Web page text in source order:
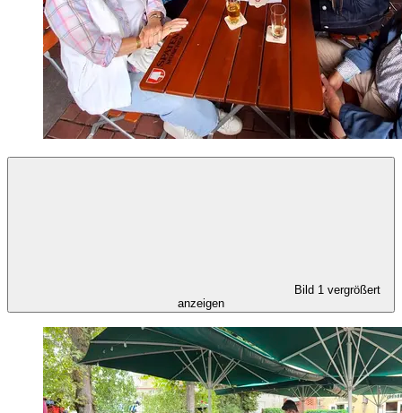
Bild 1 vergrößert
anzeigen